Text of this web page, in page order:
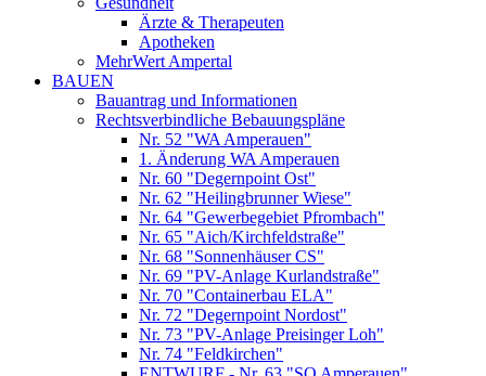
Ärzte & Therapeuten
Apotheken
MehrWert Ampertal
BAUEN
Bauantrag und Informationen
Rechtsverbindliche Bebauungspläne
Nr. 52 "WA Amperauen"
1. Änderung WA Amperauen
Nr. 60 "Degernpoint Ost"
Nr. 62 "Heilingbrunner Wiese"
Nr. 64 "Gewerbegebiet Pfrombach"
Nr. 65 "Aich/Kirchfeldstraße"
Nr. 68 "Sonnenhäuser CS"
Nr. 69 "PV-Anlage Kurlandstraße"
Nr. 70 "Containerbau ELA"
Nr. 72 "Degernpoint Nordost"
Nr. 73 "PV-Anlage Preisinger Loh"
Nr. 74 "Feldkirchen"